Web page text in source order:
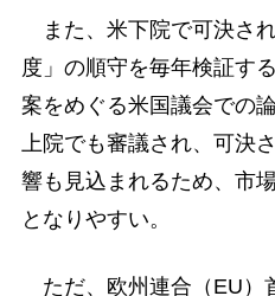
また、米下院で可決さ
度」の順守を毎年検証す
案をめぐる米国議会での
上院でも審議され、可決
響も見込まれるため、市
となりやすい。
ただ、欧州連合（EU）